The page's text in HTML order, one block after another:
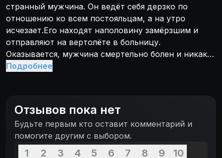
странный мужчина. Он ведёт себя дерзко по
отношению ко всем постояльцам, а на утро
исчезает.Его находят наполовину замёрзшим и
отправляют на вертолёте в больницу.
Оказывается, мужчина смертельно болен и никак
не желает смириться с поворотом судьбы...
Подробнее
Отзывов пока нет
Будьте первым кто оставит комментарий и
помогите другим с выбором.
1 2 3 4 5 6 7 8 9 10